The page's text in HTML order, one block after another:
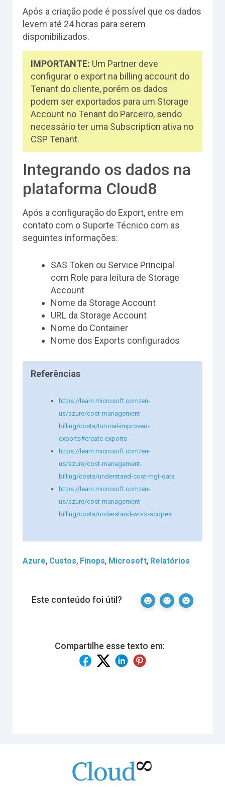
Após a criação pode é possível que os dados
levem até 24 horas para serem
disponibilizados.
IMPORTANTE: Um Partner deve
configurar o export na billing account do
Tenant do cliente, porém os dados
podem ser exportados para um Storage
Account no Tenant do Parceiro, sendo
necessário ter uma Subscription ativa no
CSP Tenant.
Integrando os dados na
plataforma Cloud8
Após a configuração do Export, entre em
contato com o Suporte Técnico com as
seguintes informações:
SAS Token ou Service Principal
com Role para leitura de Storage
Account
Nome da Storage Account
URL da Storage Account
Nome do Container
Nome dos Exports configurados
Referências
https://learn.microsoft.com/en-
us/azure/cost-management-
billing/costs/tutorial-improved-
exports#create-exports
https://learn.microsoft.com/en-
us/azure/cost-management-
billing/costs/understand-cost-mgt-data
https://learn.microsoft.com/en-
us/azure/cost-management-
billing/costs/understand-work-scopes
Azure, Custos, Finops, Microsoft, Relatórios
Este conteúdo foi útil?
Compartilhe esse texto em: